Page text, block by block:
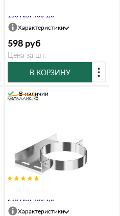
150 AISI 430 1,0
Характеристики
598 руб
Цена за шт.
В КОРЗИНУ
210 AISI 430 1,0
В наличии
Характеристики